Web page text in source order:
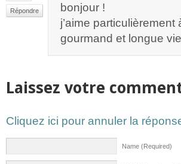
Répondre
bonjour !
j’aime
gourmand et longue
Laissez votre
Cliquez ici pour annuler la
Name (Required)